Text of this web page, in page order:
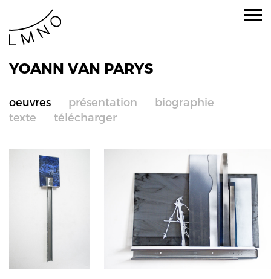
YOANN VAN PARYS
oeuvres présentation
biographie
texte
télécharger